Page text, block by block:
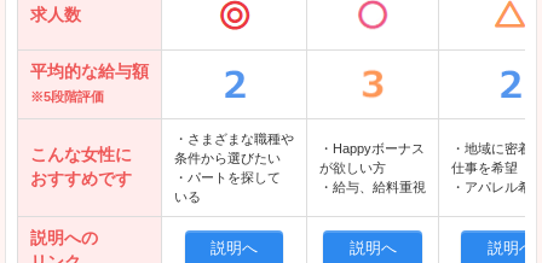
テンプスタッフ
アパレル転職なび
求人数
平均的な給与額
※5段階評価
こんな女性に
おすすめです
・さまざまな職種や
条件から選びたい
・パートを探して
いる
・Happyボーナス
が欲しい方
・給与、給料重視
・地域に密着
仕事を希望
・アパレル希
説明への
説明へ 説明へ 説明へ